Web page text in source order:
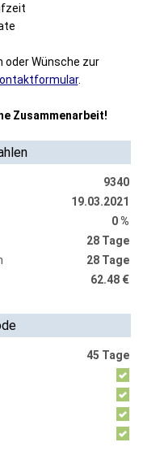
oder Wünsche zur
.
Zusammenarbeit!
9340
19.03.2021
0 %
28 Tage
28 Tage
62.48 €
45 Tage